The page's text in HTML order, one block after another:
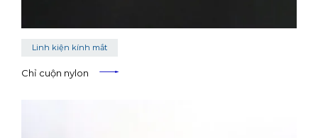
Linh kiện kính mắt
Chỉ cuộn nylon